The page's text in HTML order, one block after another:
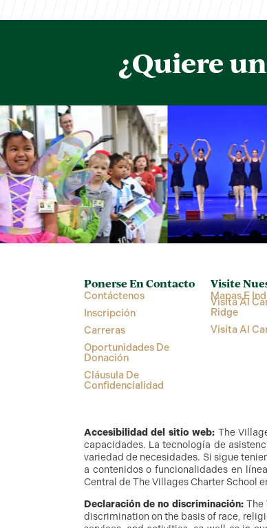
¿Quiere
Ponerse En Contacto
Contáctenos
Inscripción
Carreras
Oportunidades De
Donación
Cláusula De
Confidencialidad
Visite
Mapas E
Visita Al
Ridge
Visita Al
Accesibilidad del sitio web: The
capacidades. La tecnología de
variedad de necesidades. Si sigue
a contenidos o funcionalidades en
Central de The Villages Charter School
Declaración de no discriminación:The
discrimination on the basis of race,